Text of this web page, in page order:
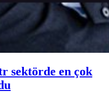
sektörde en çok